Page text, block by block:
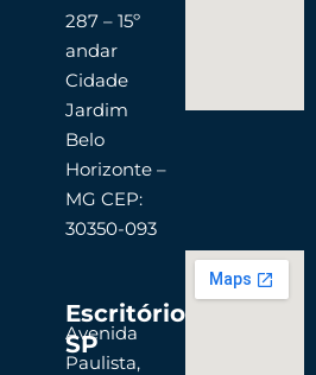
287 – 15º
andar
Cidade
Jardim
Belo
Horizonte –
MG CEP:
30350-093
Escritório
SP
Avenida
Paulista,